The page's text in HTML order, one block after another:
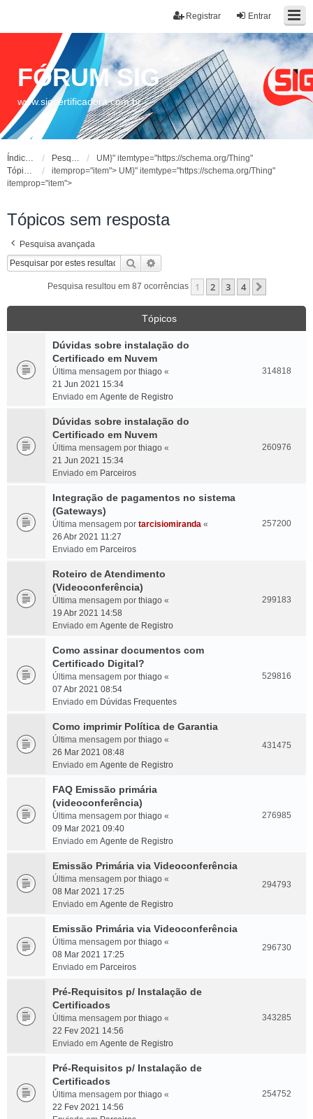
Entrar
Registrar
FÓRUM SIG
www.sigcertificadora.com.br
Índice do fórum Pesquisar
UM}" itemtype="https://schema.org/Thing"
itemprop="item">
Tópicos sem resposta
UM}" itemtype="https://schema.org/Thing"
itemprop="item">
Tópicos sem resposta
Pesquisa avançada
Pesquisar
Pesquisa resultou em 87 ocorrências 1 2 3 4
Tópicos
Dúvidas sobre instalação do
Certificado em Nuvem
Última mensagem por thiago «
21 Jun 2021 15:34
Enviado em Agente de Registro
314818
Dúvidas sobre instalação do
Certificado em Nuvem
Última mensagem por thiago «
21 Jun 2021 15:34
Enviado em Parceiros
260976
Integração de pagamentos no sistema
(Gateways)
Última mensagem por tarcisiomiranda «
26 Abr 2021 11:27
Enviado em Parceiros
257200
Roteiro de Atendimento
(Videoconferência)
Última mensagem por thiago «
19 Abr 2021 14:58
Enviado em Agente de Registro
299183
Como assinar documentos com
Certificado Digital?
Última mensagem por thiago «
07 Abr 2021 08:54
Enviado em Dúvidas Frequentes
529816
Como imprimir Política de Garantia
Última mensagem por thiago «
26 Mar 2021 08:48
Enviado em Agente de Registro
431475
FAQ Emissão primária
(videoconferência)
Última mensagem por thiago «
09 Mar 2021 09:40
Enviado em Agente de Registro
276985
Emissão Primária via Videoconferência
Última mensagem por thiago «
08 Mar 2021 17:25
Enviado em Agente de Registro
294793
Emissão Primária via Videoconferência
Última mensagem por thiago «
08 Mar 2021 17:25
Enviado em Parceiros
296730
Pré-Requisitos p/ Instalação de
Certificados
Última mensagem por thiago «
22 Fev 2021 14:56
Enviado em Agente de Registro
343285
Pré-Requisitos p/ Instalação de
Certificados
Última mensagem por thiago «
22 Fev 2021 14:56
254752